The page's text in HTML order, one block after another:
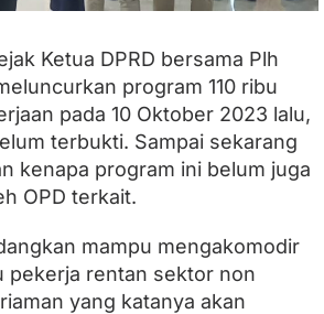
Ketua DPRD bersama Plh
program 110 ribu
pada 10 Oktober 2023 lalu,
terbukti. Sampai sekarang
kenapa program ini belum juga
OPD terkait.
mampu mengakomodir
pekerja rentan sektor non
yang katanya akan